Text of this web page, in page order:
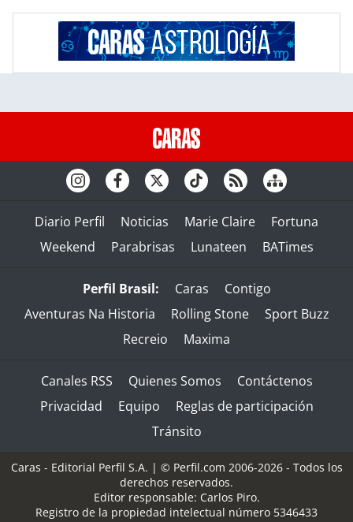
Diario Perfil Noticias Marie Claire
Fortuna
Weekend
Parabrisas Lunateen BATimes
Perfil Brasil: Caras
Contigo
Aventuras Na Historia
Rolling Stone
Sport Buzz
Recreio
Maxima
Canales RSS Quienes Somos
Contáctenos
Privacidad
Equipo
Reglas de participación
Tránsito
Caras - Editorial Perfil S.A. | © Perfil.com 2006-2026 - Todos los
derechos reservados.
Editor responsable: Carlos Piro.
Registro de la propiedad intelectual número 5346433